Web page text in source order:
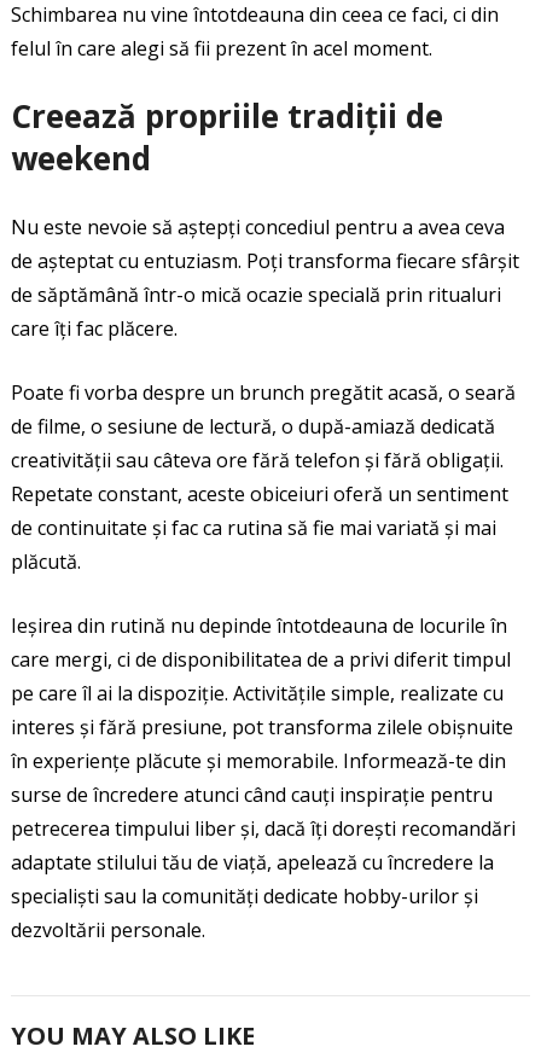
Schimbarea nu vine întotdeauna din ceea ce faci, ci din
felul în care alegi să fii prezent în acel moment.
Creează propriile tradiții de
weekend
Nu este nevoie să aștepți concediul pentru a avea ceva
de așteptat cu entuziasm. Poți transforma fiecare sfârșit
de săptămână într-o mică ocazie specială prin ritualuri
care îți fac plăcere.
Poate fi vorba despre un brunch pregătit acasă, o seară
de filme, o sesiune de lectură, o după-amiază dedicată
creativității sau câteva ore fără telefon și fără obligații.
Repetate constant, aceste obiceiuri oferă un sentiment
de continuitate și fac ca rutina să fie mai variată și mai
plăcută.
Ieșirea din rutină nu depinde întotdeauna de locurile în
care mergi, ci de disponibilitatea de a privi diferit timpul
pe care îl ai la dispoziție. Activitățile simple, realizate cu
interes și fără presiune, pot transforma zilele obișnuite
în experiențe plăcute și memorabile. Informează-te din
surse de încredere atunci când cauți inspirație pentru
petrecerea timpului liber și, dacă îți dorești recomandări
adaptate stilului tău de viață, apelează cu încredere la
specialiști sau la comunități dedicate hobby-urilor și
dezvoltării personale.
YOU MAY ALSO LIKE